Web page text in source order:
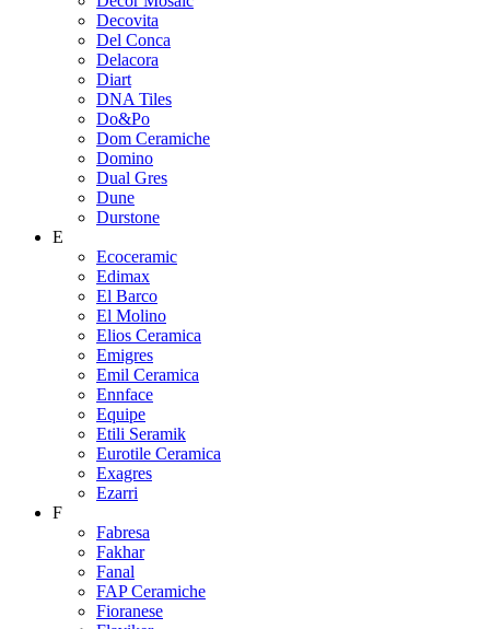
Decovita
Del Conca
Delacora
Diart
DNA Tiles
Do&Po
Dom Ceramiche
Domino
Dual Gres
Dune
Durstone
E
Ecoceramic
Edimax
El Barco
El Molino
Elios Ceramica
Emigres
Emil Ceramica
Ennface
Equipe
Etili Seramik
Eurotile Ceramica
Exagres
Ezarri
F
Fabresa
Fakhar
Fanal
FAP Ceramiche
Fioranese